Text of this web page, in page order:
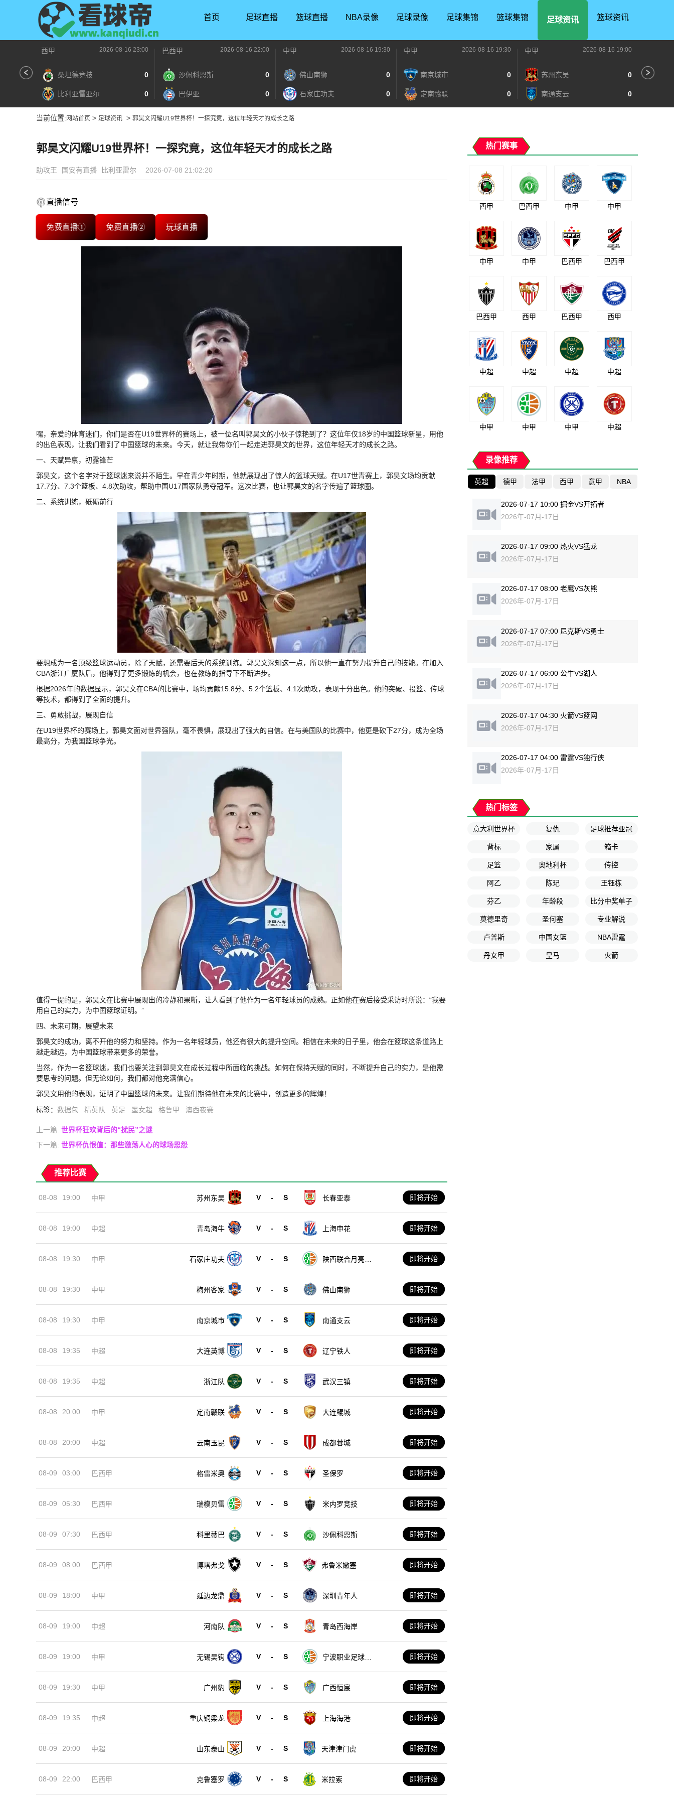
首页 足球直播 篮球直播 NBA录像 足球录像 足球集锦 篮球集锦 足球资讯 篮球资讯
西甲 2026-08-16 23:00
桑坦德竞技 0
比利亚雷亚尔 0
巴西甲 2026-08-16 22:00
沙佩科恩斯 0
巴伊亚 0
中甲 2026-08-16 19:30
佛山南狮 0
石家庄功夫 0
中甲 2026-08-16 19:30
南京城市 0
定南赣联 0
中甲 2026-08-16 19:00
苏州东吴 0
南通支云 0
当前位置: 网站首页 > 足球资讯 > 郭昊文闪耀U19世界杯！一探究竟，这位年轻天才的成长之路
郭昊文闪耀U19世界杯！一探究竟，这位年轻天才的成长之路
助攻王 国安有直播 比利亚雷尔 2026-07-08 21:02:20
直播信号
免费直播① 免费直播② 玩球直播
嘿，亲爱的体育迷们，你们是否在U19世界杯的赛场上，被一位名叫郭昊文的小伙子惊艳到了？这位年仅18岁的中国篮球新星，用他
的出色表现，让我们看到了中国篮球的未来。今天，就让我带你们一起走进郭昊文的世界，这位年轻天才的成长之路。
一、天赋异禀，初露锋芒
郭昊文，这个名字对于篮球迷来说并不陌生。早在青少年时期，他就展现出了惊人的篮球天赋。在U17世青赛上，郭昊文场均贡献
17.7分、7.3个篮板、4.8次助攻，帮助中国U17国家队勇夺冠军。这次比赛，也让郭昊文的名字传遍了篮球圈。
二、系统训练，砥砺前行
要想成为一名顶级篮球运动员，除了天赋，还需要后天的系统训练。郭昊文深知这一点，所以他一直在努力提升自己的技能。在加入
CBA浙江广厦队后，他得到了更多锻炼的机会，也在教练的指导下不断进步。
根据2026年的数据显示，郭昊文在CBA的比赛中，场均贡献15.8分、5.2个篮板、4.1次助攻，表现十分出色。他的突破、投篮、传球
等技术，都得到了全面的提升。
三、勇敢挑战，展现自信
在U19世界杯的赛场上，郭昊文面对世界强队，毫不畏惧，展现出了强大的自信。在与美国队的比赛中，他更是砍下27分，成为全场
最高分，为我国篮球争光。
值得一提的是，郭昊文在比赛中展现出的冷静和果断，让人看到了他作为一名年轻球员的成熟。正如他在赛后接受采访时所说：“我要
用自己的实力，为中国篮球证明。”
四、未来可期，展望未来
郭昊文的成功，离不开他的努力和坚持。作为一名年轻球员，他还有很大的提升空间。相信在未来的日子里，他会在篮球这条道路上
越走越远，为中国篮球带来更多的荣誉。
当然，作为一名篮球迷，我们也要关注到郭昊文在成长过程中所面临的挑战。如何在保持天赋的同时，不断提升自己的实力，是他需
要思考的问题。但无论如何，我们都对他充满信心。
郭昊文用他的表现，证明了中国篮球的未来。让我们期待他在未来的比赛中，创造更多的辉煌！
标签： 数据包 精英队 英足 墨女超 格鲁甲 澳西夜赛
上一篇: 世界杯狂欢背后的“扰民”之谜
下一篇: 世界杯仇恨值：那些激荡人心的球场恩怨
推荐比赛
08-08 19:00 中甲 苏州东吴 V - S 长春亚泰 即将开始
08-08 19:00 中超 青岛海牛 V - S 上海申花 即将开始
08-08 19:30 中甲 石家庄功夫 V - S
陕西联合月亮泊
即将开始
08-08 19:30 中甲 梅州客家 V - S 佛山南狮 即将开始
08-08 19:30 中甲 南京城市 V - S 南通支云 即将开始
08-08 19:35 中超 大连英博 V - S 辽宁铁人 即将开始
08-08 19:35 中超 浙江队 V - S 武汉三镇 即将开始
08-08 20:00 中甲 定南赣联 V - S 大连鲲城 即将开始
08-08 20:00 中超 云南玉昆 V - S 成都蓉城 即将开始
08-09 03:00 巴西甲 格雷米奥 V - S 圣保罗 即将开始
08-09 05:30 巴西甲 瑞模贝雷 V - S 米内罗竞技 即将开始
08-09 07:30 巴西甲 科里蒂巴 V - S 沙佩科恩斯 即将开始
08-09 08:00 巴西甲 博塔弗戈 V - S 弗鲁米嫩塞 即将开始
08-09 18:00 中甲 延边龙鼎 V - S 深圳青年人 即将开始
08-09 19:00 中超 河南队 V - S 青岛西海岸 即将开始
08-09 19:00 中甲 无锡吴钩 V - S
宁波职业足球俱
即将开始
08-09 19:30 中甲 广州豹 V - S 广西恒宸 即将开始
08-09 19:35 中超 重庆铜梁龙 V - S 上海海港 即将开始
08-09 20:00 中超 山东泰山 V - S 天津津门虎 即将开始
08-09 22:00 巴西甲 克鲁塞罗 V - S 米拉索 即将开始
热门赛事
西甲 巴西甲 中甲 中甲
中甲 中甲 巴西甲 巴西甲
巴西甲 西甲 巴西甲 西甲
中超 中超 中超 中超
中甲 中甲 中甲 中超
录像推荐
英超 德甲 法甲 西甲 意甲 NBA
2026-07-17 10:00 掘金VS开拓者
2026年-07月-17日
2026-07-17 09:00 热火VS猛龙
2026年-07月-17日
2026-07-17 08:00 老鹰VS灰熊
2026年-07月-17日
2026-07-17 07:00 尼克斯VS勇士
2026年-07月-17日
2026-07-17 06:00 公牛VS湖人
2026年-07月-17日
2026-07-17 04:30 火箭VS篮网
2026年-07月-17日
2026-07-17 04:00 雷霆VS独行侠
2026年-07月-17日
热门标签
意大利世界杯 复仇 足球推荐亚冠
背标 家属 箱卡
足篮 奥地利杯 传控
阿乙 陈玘 王钰栋
芬乙 年龄段 比分中奖单子
莫德里奇 圣何塞 专业解说
卢普斯 中国女篮 NBA雷霆
丹女甲 皇马 火箭